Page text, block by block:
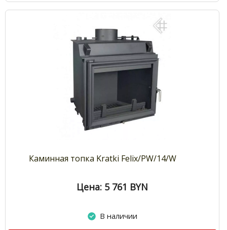
Каминная топка Kratki Felix/PW/14/W
Цена: 5 761 BYN
В наличии